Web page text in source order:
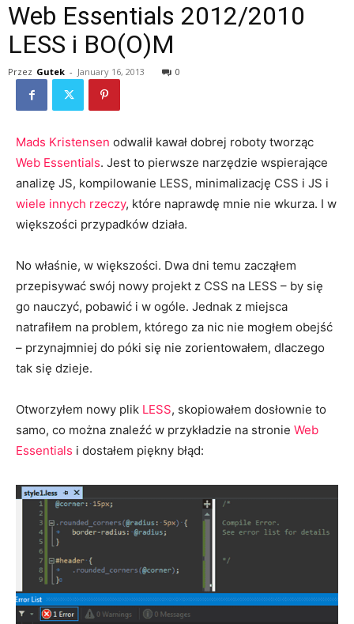
Web Essentials 2012/2010
LESS i BO(O)M
Przez Gutek - January 16, 2013 0
Mads Kristensen odwalił kawał dobrej roboty tworząc
Web Essentials. Jest to pierwsze narzędzie wspierające
analizę JS, kompilowanie LESS, minimalizację CSS i JS i
wiele innych rzeczy, które naprawdę mnie nie wkurza. I w
większości przypadków działa.
No właśnie, w większości. Dwa dni temu zacząłem
przepisywać swój nowy projekt z CSS na LESS – by się
go nauczyć, pobawić i w ogóle. Jednak z miejsca
natrafiłem na problem, którego za nic nie mogłem obejść
– przynajmniej do póki się nie zorientowałem, dlaczego
tak się dzieje.
Otworzyłem nowy plik LESS, skopiowałem dosłownie to
samo, co można znaleźć w przykładzie na stronie Web
Essentials i dostałem piękny błąd: